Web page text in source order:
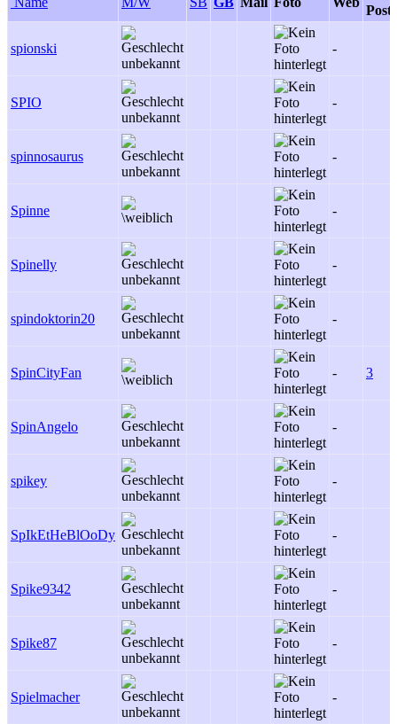
Posts
spionski -
SPIO -
spinnosaurus -
Spinne -
Spinelly -
spindoktorin20 -
SpinCityFan - 3
SpinAngelo -
spikey -
SpIkEtHeBlOoDy -
Spike9342 -
Spike87 -
Spielmacher -